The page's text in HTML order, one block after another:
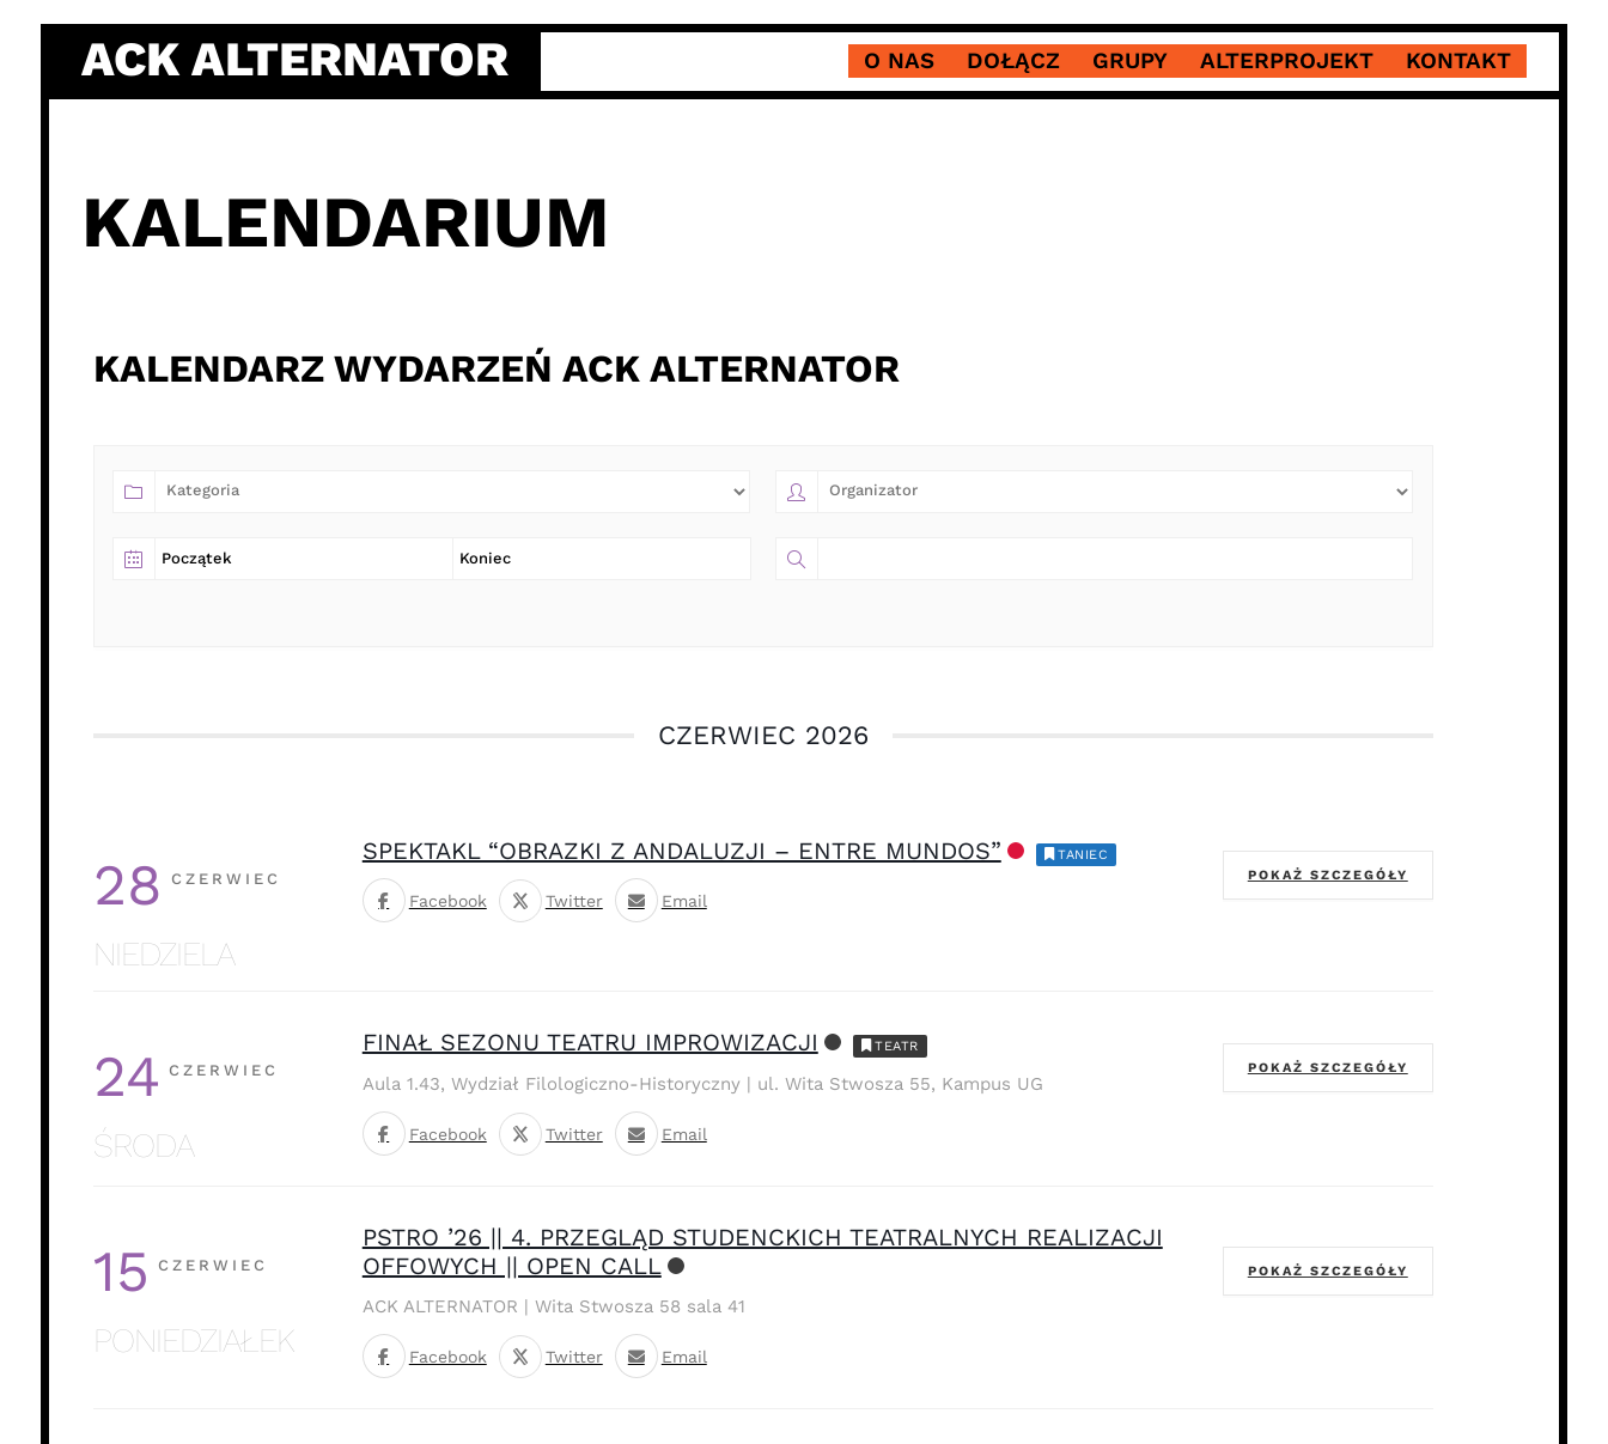
ACK ALTERNATOR O NAS DOŁĄCZ GRUPY ALTERPROJEKT KONTAKT
KALENDARIUM
KALENDARZ WYDARZEŃ ACK ALTERNATOR
CZERWIEC 2026
28 CZERWIEC
NIEDZIELA
SPEKTAKL “OBRAZKI Z ANDALUZJI – ENTRE MUNDOS” TANIEC
Facebook Twitter Email
POKAŻ SZCZEGÓŁY
24 CZERWIEC
ŚRODA
FINAŁ SEZONU TEATRU IMPROWIZACJI TEATR
Aula 1.43, Wydział Filologiczno-Historyczny | ul. Wita Stwosza 55, Kampus UG
Facebook Twitter Email
POKAŻ SZCZEGÓŁY
15 CZERWIEC
PONIEDZIAŁEK
PSTRO ’26 || 4. PRZEGLĄD STUDENCKICH TEATRALNYCH REALIZACJI
OFFOWYCH || OPEN CALL
ACK ALTERNATOR | Wita Stwosza 58 sala 41
Facebook Twitter Email
POKAŻ SZCZEGÓŁY